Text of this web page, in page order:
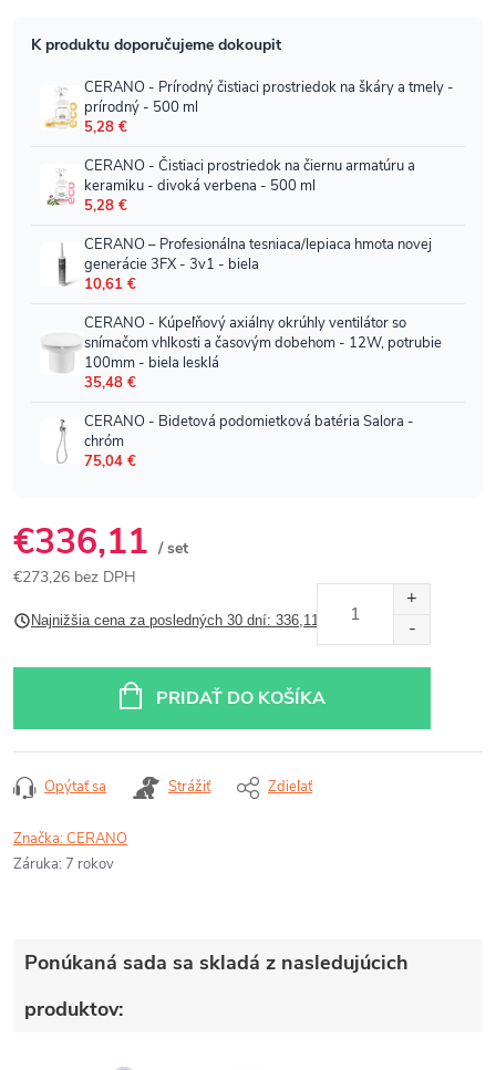
€336,11 / set
€273,26 bez DPH
cena:Najnižšia cena za posledných 30 dní: 336,11 €
PRIDAŤ DO KOŠÍKA
Opýtať sa Strážiť Zdieľať
Značka:CERANO
Záruka: 7 rokov
Ponúkaná sada sa skladá z nasledujúcich
produktov: